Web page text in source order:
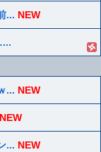
... NEW
... NEW
NEW
... NEW